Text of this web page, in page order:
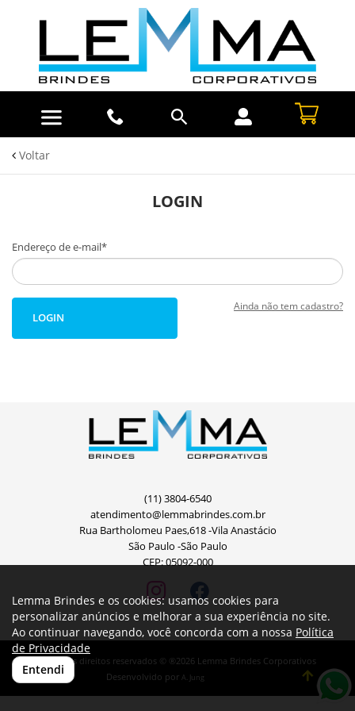
Voltar
LOGIN
Endereço de e-mail*
LOGIN
Ainda não tem cadastro?
(11) 3804-6540
atendimento@lemmabrindes.com.br
Rua Bartholomeu Paes,618 -Vila Anastácio
São Paulo -São Paulo
CEP: 05092-000
Todos os direitos reservados © ®2026 Lemma Brindes Corporativos
Desenvolvido por A. Jung
Lemma Brindes e os cookies: usamos cookies para
personalizar anúncios e melhorar a sua experiência no site.
Ao continuar navegando, você concorda com a nossa Política
de Privacidade
Entendi